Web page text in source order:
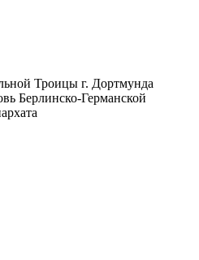
Троицы г. Дортмунда
Берлинско-Германской